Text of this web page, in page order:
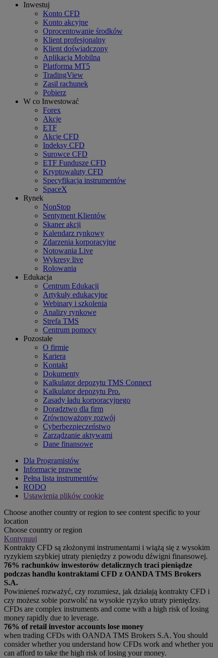
Inwestuj
Konto CFD
Konto akcyjne
Oprocentowanie środków
Klient profesjonalny
Klient doświadczony
Aplikacja Mobilna
Platforma MT5
TradingView
Zasil rachunek
Pobierz
W co Inwestować
Forex
Akcje
ETF
Akcje CFD
Indeksy CFD
Surowce CFD
ETF Fundusze CFD
Kryptowaluty CFD
Specyfikacja instrumentów
SpaceX
Rynek
NonStop
Sentyment Klientów
Skaner akcji
Kalendarz rynkowy
Zdarzenia korporacyjne
Notowania Live
Wykresy live
Rolowania
Edukacja
Centrum Edukacji
Artykuły edukacyjne
Webinary i szkolenia
Analizy rynkowe
Strefa TMS
Centrum pomocy
Pozostałe
O firmie
Kariera
Kontakt
Dokumenty
Kalkulator depozytu TMS Connect
Kalkulator depozytu Pro.
Zasady ładu korporacyjnego
Doradztwo dla firm
Zrównoważony rozwój
Cyberbezpieczeństwo
Zarządzanie aktywami
Dane finansowe
Dla Programistów
Informacje prawne
Pełna lista instrumentów
RODO
Ustawienia plików cookie
Choose another country or region to see content specific to your
location
Choose country or region
Kontynuuj
Kontrakty CFD są złożonymi instrumentami i wiążą się z wysokim
ryzykiem szybkiej utraty pieniędzy z powodu dźwigni finansowej.
76% rachunków inwestorów detalicznych traci pieniądze
podczas handlu kontraktami CFD z OANDA TMS Brokers
S.A.
Powinieneś rozważyć, czy rozumiesz, jak działają kontrakty CFD i
czy możesz sobie pozwolić na wysokie ryzyko utraty pieniędzy.
CFDs are complex instruments and come with a high risk of losing
money rapidly due to leverage.
76% of retail investor accounts lose money
when trading CFDs with OANDA TMS Brokers S.A. You should
consider whether you understand how CFDs work and whether you
can afford to take the high risk of losing your money.